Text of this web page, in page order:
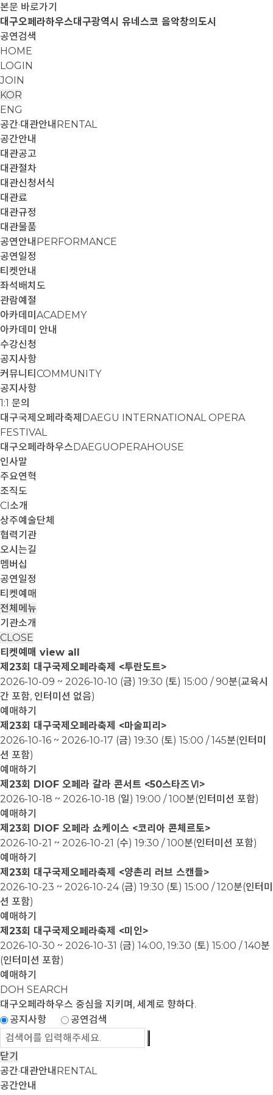
본문 바로가기
대구오페라하우스대구광역시 유네스코 음악창의도시
공연검색
HOME
LOGIN
JOIN
KOR
ENG
공간·대관안내 RENTAL
공간안내
대관공고
대관절차
대관신청서식
대관료
대관규정
대관물품
공연안내 PERFORMANCE
공연일정
티켓안내
좌석배치도
관람예절
아카데미 ACADEMY
아카데미 안내
수강신청
공지사항
커뮤니티 COMMUNITY
공지사항
1:1 문의
대구국제오페라축제 DAEGU INTERNATIONAL OPERA
FESTIVAL
대구오페라하우스DAEGUOPERAHOUSE
인사말
주요연혁
조직도
CI소개
상주예술단체
협력기관
오시는길
멤버십
공연일정
티켓예매
전체메뉴
기관소개
CLOSE
티켓예매 view all
제23회 대구국제오페라축제 <투란도트>
2026-10-09 ~ 2026-10-10 (금) 19:30 (토) 15:00 / 90분(교육시
간 포함, 인터미션 없음)
예매하기
제23회 대구국제오페라축제 <마술피리>
2026-10-16 ~ 2026-10-17 (금) 19:30 (토) 15:00 / 145분(인터미
션 포함)
예매하기
제23회 DIOF 오페라 갈라 콘서트 <50스타즈Ⅵ>
2026-10-18 ~ 2026-10-18 (일) 19:00 / 100분(인터미션 포함)
예매하기
제23회 DIOF 오페라 쇼케이스 <코리아 콘체르토>
2026-10-21 ~ 2026-10-21 (수) 19:30 / 100분(인터미션 포함)
예매하기
제23회 대구국제오페라축제 <양촌리 러브 스캔들>
2026-10-23 ~ 2026-10-24 (금) 19:30 (토) 15:00 / 120분(인터미
션 포함)
예매하기
제23회 대구국제오페라축제 <미인>
2026-10-30 ~ 2026-10-31 (금) 14:00, 19:30 (토) 15:00 / 140분
(인터미션 포함)
예매하기
DOH SEARCH
대구오페라하우스 중심을 지키며, 세계로 향하다.
공지사항
공연검색
닫기
공간·대관안내 RENTAL
공간안내